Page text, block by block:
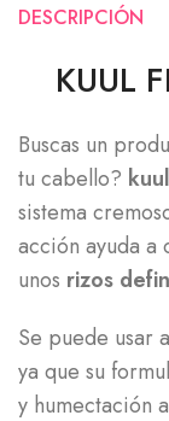
DESCRIPCIÓN
KUUL
Buscas un
tu cabello?
sistema
acción ayuda a
unos rizos
Se puede usar
ya que su
y humectación